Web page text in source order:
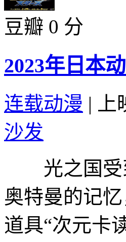
豆瓣 0 分
2023年日本
连载动漫 |
沙发
光之国受
奥特曼的记
道具“次元卡